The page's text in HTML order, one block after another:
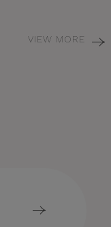
VIEW MORE